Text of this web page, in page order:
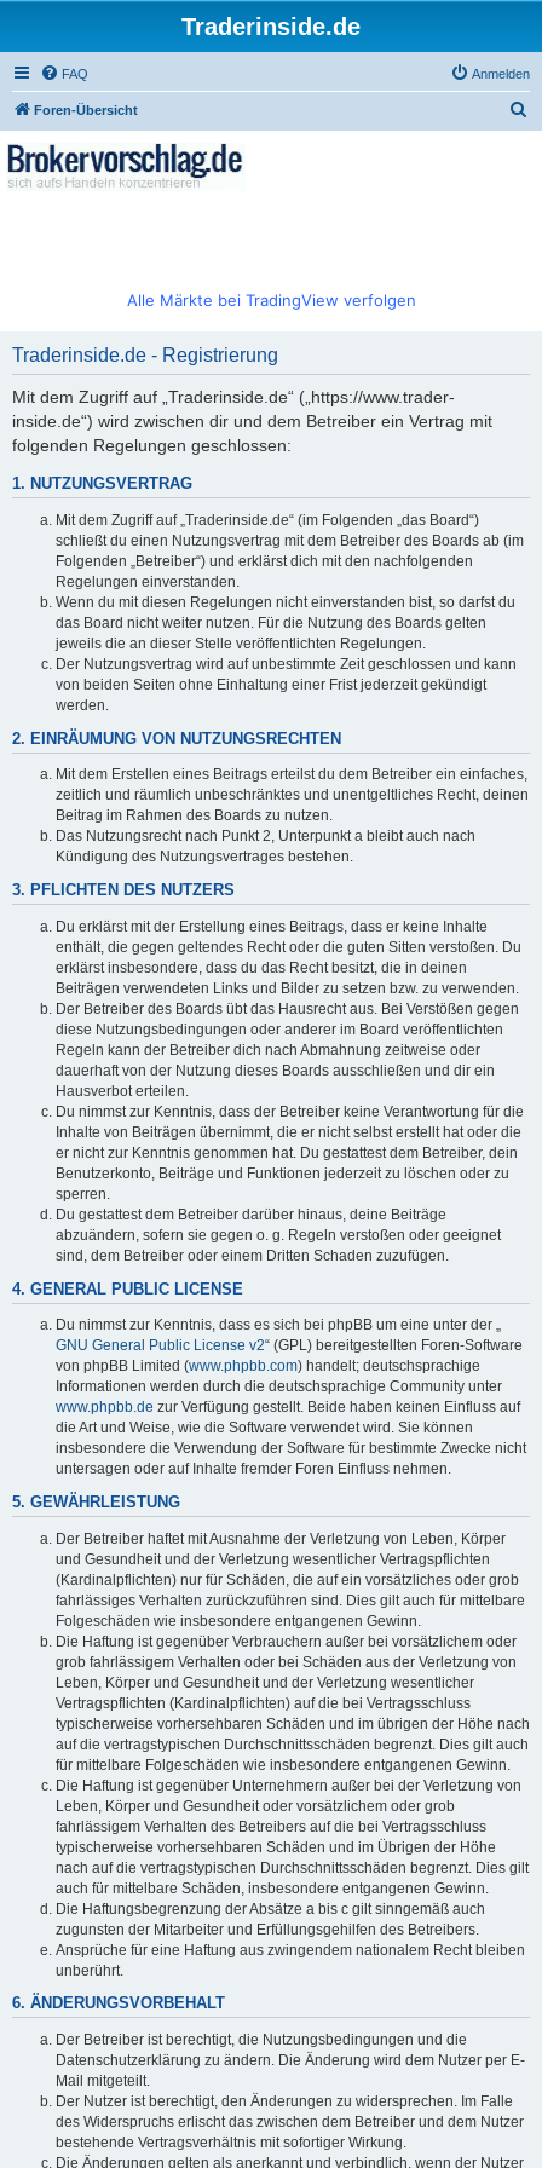
Traderinside.de
FAQ Anmelden
Foren-Übersicht
Alle Märkte bei TradingView verfolgen
Traderinside.de - Registrierung
Mit dem Zugriff auf „Traderinside.de“ („https://www.trader-
inside.de“) wird zwischen dir und dem Betreiber ein Vertrag mit
folgenden Regelungen geschlossen:
1. NUTZUNGSVERTRAG
Mit dem Zugriff auf „Traderinside.de“ (im Folgenden „das Board“)
schließt du einen Nutzungsvertrag mit dem Betreiber des Boards ab (im
Folgenden „Betreiber“) und erklärst dich mit den nachfolgenden
Regelungen einverstanden.
Wenn du mit diesen Regelungen nicht einverstanden bist, so darfst du
das Board nicht weiter nutzen. Für die Nutzung des Boards gelten
jeweils die an dieser Stelle veröffentlichten Regelungen.
Der Nutzungsvertrag wird auf unbestimmte Zeit geschlossen und kann
von beiden Seiten ohne Einhaltung einer Frist jederzeit gekündigt
werden.
2. EINRÄUMUNG VON NUTZUNGSRECHTEN
Mit dem Erstellen eines Beitrags erteilst du dem Betreiber ein einfaches,
zeitlich und räumlich unbeschränktes und unentgeltliches Recht, deinen
Beitrag im Rahmen des Boards zu nutzen.
Das Nutzungsrecht nach Punkt 2, Unterpunkt a bleibt auch nach
Kündigung des Nutzungsvertrages bestehen.
3. PFLICHTEN DES NUTZERS
Du erklärst mit der Erstellung eines Beitrags, dass er keine Inhalte
enthält, die gegen geltendes Recht oder die guten Sitten verstoßen. Du
erklärst insbesondere, dass du das Recht besitzt, die in deinen
Beiträgen verwendeten Links und Bilder zu setzen bzw. zu verwenden.
Der Betreiber des Boards übt das Hausrecht aus. Bei Verstößen gegen
diese Nutzungsbedingungen oder anderer im Board veröffentlichten
Regeln kann der Betreiber dich nach Abmahnung zeitweise oder
dauerhaft von der Nutzung dieses Boards ausschließen und dir ein
Hausverbot erteilen.
Du nimmst zur Kenntnis, dass der Betreiber keine Verantwortung für die
Inhalte von Beiträgen übernimmt, die er nicht selbst erstellt hat oder die
er nicht zur Kenntnis genommen hat. Du gestattest dem Betreiber, dein
Benutzerkonto, Beiträge und Funktionen jederzeit zu löschen oder zu
sperren.
Du gestattest dem Betreiber darüber hinaus, deine Beiträge
abzuändern, sofern sie gegen o. g. Regeln verstoßen oder geeignet
sind, dem Betreiber oder einem Dritten Schaden zuzufügen.
4. GENERAL PUBLIC LICENSE
Du nimmst zur Kenntnis, dass es sich bei phpBB um eine unter der „
GNU General Public License v2“ (GPL) bereitgestellten Foren-Software
von phpBB Limited (www.phpbb.com) handelt; deutschsprachige
Informationen werden durch die deutschsprachige Community unter
www.phpbb.de zur Verfügung gestellt. Beide haben keinen Einfluss auf
die Art und Weise, wie die Software verwendet wird. Sie können
insbesondere die Verwendung der Software für bestimmte Zwecke nicht
untersagen oder auf Inhalte fremder Foren Einfluss nehmen.
5. GEWÄHRLEISTUNG
Der Betreiber haftet mit Ausnahme der Verletzung von Leben, Körper
und Gesundheit und der Verletzung wesentlicher Vertragspflichten
(Kardinalpflichten) nur für Schäden, die auf ein vorsätzliches oder grob
fahrlässiges Verhalten zurückzuführen sind. Dies gilt auch für mittelbare
Folgeschäden wie insbesondere entgangenen Gewinn.
Die Haftung ist gegenüber Verbrauchern außer bei vorsätzlichem oder
grob fahrlässigem Verhalten oder bei Schäden aus der Verletzung von
Leben, Körper und Gesundheit und der Verletzung wesentlicher
Vertragspflichten (Kardinalpflichten) auf die bei Vertragsschluss
typischerweise vorhersehbaren Schäden und im übrigen der Höhe nach
auf die vertragstypischen Durchschnittsschäden begrenzt. Dies gilt auch
für mittelbare Folgeschäden wie insbesondere entgangenen Gewinn.
Die Haftung ist gegenüber Unternehmern außer bei der Verletzung von
Leben, Körper und Gesundheit oder vorsätzlichem oder grob
fahrlässigem Verhalten des Betreibers auf die bei Vertragsschluss
typischerweise vorhersehbaren Schäden und im Übrigen der Höhe
nach auf die vertragstypischen Durchschnittsschäden begrenzt. Dies gilt
auch für mittelbare Schäden, insbesondere entgangenen Gewinn.
Die Haftungsbegrenzung der Absätze a bis c gilt sinngemäß auch
zugunsten der Mitarbeiter und Erfüllungsgehilfen des Betreibers.
Ansprüche für eine Haftung aus zwingendem nationalem Recht bleiben
unberührt.
6. ÄNDERUNGSVORBEHALT
Der Betreiber ist berechtigt, die Nutzungsbedingungen und die
Datenschutzerklärung zu ändern. Die Änderung wird dem Nutzer per E-
Mail mitgeteilt.
Der Nutzer ist berechtigt, den Änderungen zu widersprechen. Im Falle
des Widerspruchs erlischt das zwischen dem Betreiber und dem Nutzer
bestehende Vertragsverhältnis mit sofortiger Wirkung.
Die Änderungen gelten als anerkannt und verbindlich, wenn der Nutzer